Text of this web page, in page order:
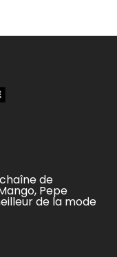
de
Pepe
de la mode